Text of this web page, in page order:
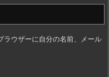
ラウザーに自分の名前、メール